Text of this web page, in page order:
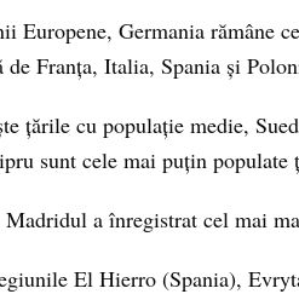
Europene, Germania rămâne
Franța, Italia, Spania și
țările cu populație medie,
sunt cele mai puțin populate
a înregistrat cel mai
El Hierro (Spania),